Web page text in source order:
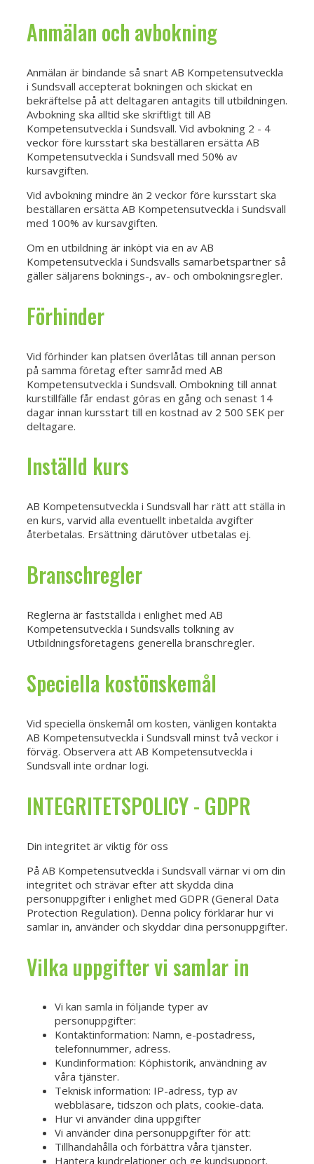
Anmälan och avbokning
Anmälan är bindande så snart AB Kompetensutveckla
i Sundsvall accepterat bokningen och skickat en
bekräftelse på att deltagaren antagits till utbildningen.
Avbokning ska alltid ske skriftligt till AB
Kompetensutveckla i Sundsvall. Vid avbokning 2 - 4
veckor före kursstart ska beställaren ersätta AB
Kompetensutveckla i Sundsvall med 50% av
kursavgiften.
Vid avbokning mindre än 2 veckor före kursstart ska
beställaren ersätta AB Kompetensutveckla i Sundsvall
med 100% av kursavgiften.
Om en utbildning är inköpt via en av AB
Kompetensutveckla i Sundsvalls samarbetspartner så
gäller säljarens boknings-, av- och ombokningsregler.
Förhinder
Vid förhinder kan platsen överlåtas till annan person
på samma företag efter samråd med AB
Kompetensutveckla i Sundsvall. Ombokning till annat
kurstillfälle får endast göras en gång och senast 14
dagar innan kursstart till en kostnad av 2 500 SEK per
deltagare.
Inställd kurs
AB Kompetensutveckla i Sundsvall har rätt att ställa in
en kurs, varvid alla eventuellt inbetalda avgifter
återbetalas. Ersättning därutöver utbetalas ej.
Branschregler
Reglerna är fastställda i enlighet med AB
Kompetensutveckla i Sundsvalls tolkning av
Utbildningsföretagens generella branschregler.
Speciella kostönskemål
Vid speciella önskemål om kosten, vänligen kontakta
AB Kompetensutveckla i Sundsvall minst två veckor i
förväg. Observera att AB Kompetensutveckla i
Sundsvall inte ordnar logi.
INTEGRITETSPOLICY - GDPR
Din integritet är viktig för oss
På AB Kompetensutveckla i Sundsvall värnar vi om din
integritet och strävar efter att skydda dina
personuppgifter i enlighet med GDPR (General Data
Protection Regulation). Denna policy förklarar hur vi
samlar in, använder och skyddar dina personuppgifter.
Vilka uppgifter vi samlar in
Vi kan samla in följande typer av
personuppgifter:
Kontaktinformation: Namn, e-postadress,
telefonnummer, adress.
Kundinformation: Köphistorik, användning av
våra tjänster.
Teknisk information: IP-adress, typ av
webbläsare, tidszon och plats, cookie-data.
Hur vi använder dina uppgifter
Vi använder dina personuppgifter för att:
Tillhandahålla och förbättra våra tjänster.
Hantera kundrelationer och ge kundsupport.